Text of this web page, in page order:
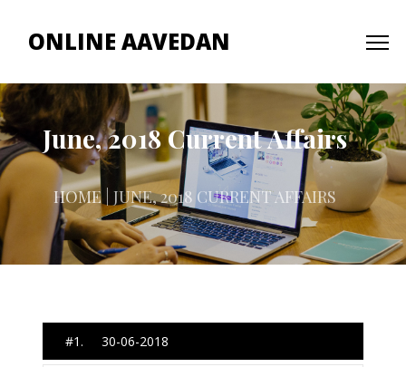
ONLINE AAVEDAN
June, 2018 Current Affairs
HOME| JUNE, 2018 CURRENT AFFAIRS
#1. 30-06-2018